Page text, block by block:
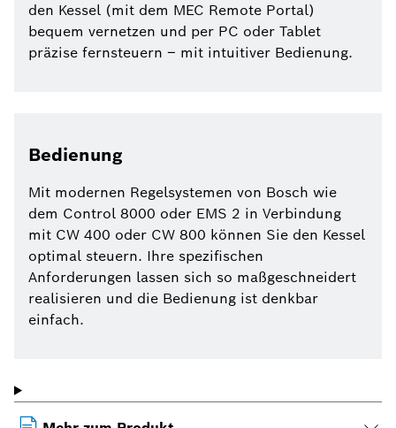
den Kessel (mit dem MEC Remote Portal)
bequem vernetzen und per PC oder Tablet
präzise fernsteuern – mit intuitiver Bedienung.
Bedienung
Mit modernen Regelsystemen von Bosch wie
dem Control 8000 oder EMS 2 in Verbindung
mit CW 400 oder CW 800 können Sie den Kessel
optimal steuern. Ihre spezifischen
Anforderungen lassen sich so maßgeschneidert
realisieren und die Bedienung ist denkbar
einfach.